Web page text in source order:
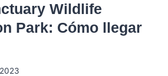
Wildlife
Park: Cómo llegar